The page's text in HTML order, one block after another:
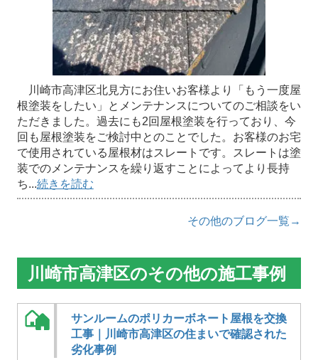
川崎市高津区北見方にお住いお客様より「もう一度屋
根塗装をしたい」とメンテナンスについてのご相談をい
ただきました。過去にも2回屋根塗装を行っており、今
回も屋根塗装をご検討中とのことでした。お客様のお宅
で使用されている屋根材はスレートです。スレートは塗
装でのメンテナンスを繰り返すことによってより長持
ち...続きを読む
その他のブログ一覧→
川崎市高津区のその他の施工事例
サンルームのポリカーボネート屋根を交換
工事｜川崎市高津区の住まいで確認された
劣化事例